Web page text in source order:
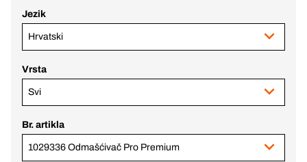
Jezik
Hrvatski
Vrsta
Svi
Br. artikla
1029336 Odmašćivač Pro Premium